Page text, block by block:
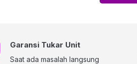
Garansi Tukar Unit
Saat ada masalah langsung